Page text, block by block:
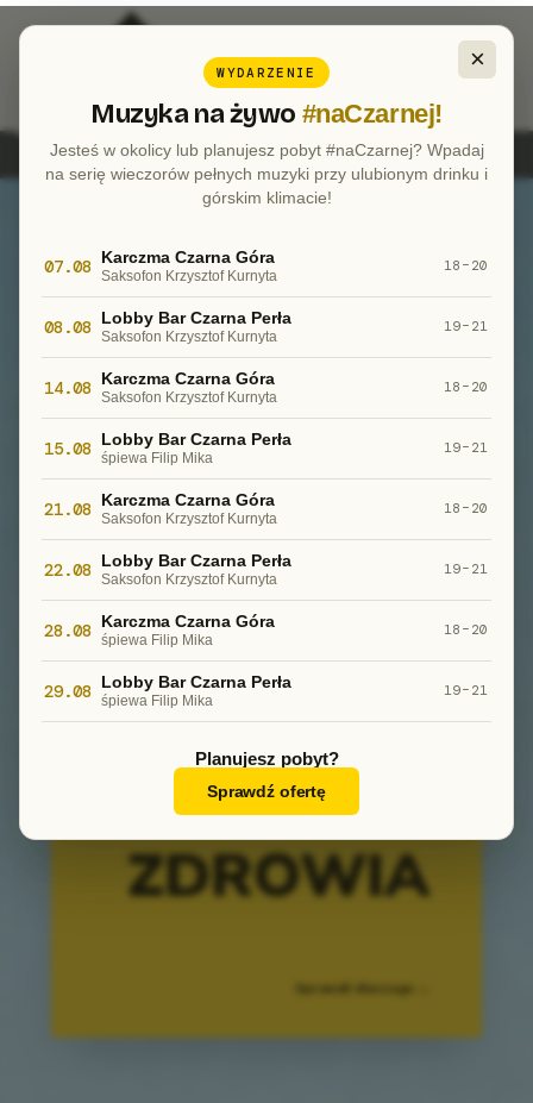
×
WYDARZENIE
Muzyka na żywo #naCzarnej!
Jesteś w okolicy lub planujesz pobyt #naCzarnej? Wpadaj
na serię wieczorów pełnych muzyki przy ulubionym drinku i
górskim klimacie!
07.08 Karczma Czarna Góra
Saksofon Krzysztof Kurnyta
18–20
08.08 Lobby Bar Czarna Perła
Saksofon Krzysztof Kurnyta
19–21
14.08 Karczma Czarna Góra
Saksofon Krzysztof Kurnyta
18–20
15.08 Lobby Bar Czarna Perła
śpiewa Filip Mika
19–21
21.08 Karczma Czarna Góra
Saksofon Krzysztof Kurnyta
18–20
22.08 Lobby Bar Czarna Perła
Saksofon Krzysztof Kurnyta
19–21
28.08 Karczma Czarna Góra
śpiewa Filip Mika
18–20
29.08 Lobby Bar Czarna Perła
śpiewa Filip Mika
19–21
Planujesz pobyt?
Sprawdź ofertę
Możesz
odetchnąć.
Sprawdź stan powietrza →
Strefa Czystego Powietrza
zbawienna
DLA
ZDROWIA